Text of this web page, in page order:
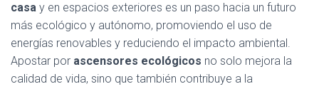
casa y en espacios exteriores es un paso hacia un futuro
más ecológico y autónomo, promoviendo el uso de
energías renovables y reduciendo el impacto ambiental.
Apostar por ascensores ecológicos no solo mejora la
calidad de vida, sino que también contribuye a la